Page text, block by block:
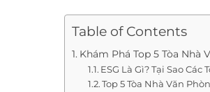
Table of Contents
Khám Phá Top 5 Tòa Nhà
ESG Là Gì? Tại Sao
Top 5 Tòa Nhà Văn